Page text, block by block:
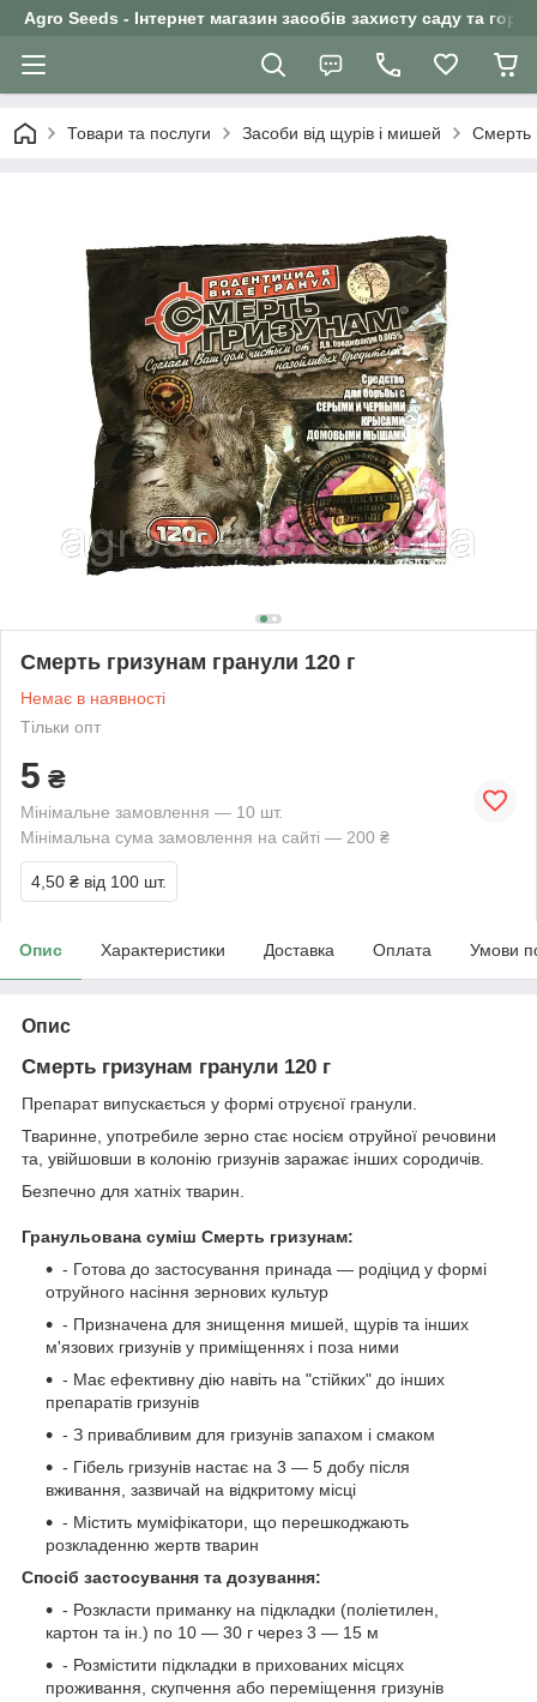
Agro Seeds - Інтернет магазин засобів захисту саду та
Товари та послуги Засоби від щурів і мишей Смерть
Смерть гризунам гранули 120 г
Немає в наявності
Тільки опт
5 ₴
Мінімальне замовлення — 10 шт.
Мінімальна сума замовлення на сайті — 200 ₴
4,50 ₴ від 100 шт.
Опис Характеристики Доставка Оплата Умови
Опис
Смерть гризунам гранули 120 г
Препарат випускається у формі отруєної гранули.
Тваринне, употребиле зерно стає носієм отруйної речовини
та, увійшовши в колонію гризунів заражає інших сородичів.
Безпечно для хатніх тварин.
Гранульована суміш Смерть гризунам:
- Готова до застосування принада — родіцид у формі
отруйного насіння зернових культур
- Призначена для знищення мишей, щурів та інших
м'язових гризунів у приміщеннях і поза ними
- Має ефективну дію навіть на "стійких" до інших
препаратів гризунів
- З привабливим для гризунів запахом і смаком
- Гібель гризунів настає на 3 — 5 добу після
вживання, зазвичай на відкритому місці
- Містить муміфікатори, що перешкоджають
розкладенню жертв тварин
Спосіб застосування та дозування:
- Розкласти приманку на підкладки (поліетилен,
картон та ін.) по 10 — 30 г через 3 — 15 м
- Розмістити підкладки в прихованих місцях
проживання, скупчення або переміщення гризунів